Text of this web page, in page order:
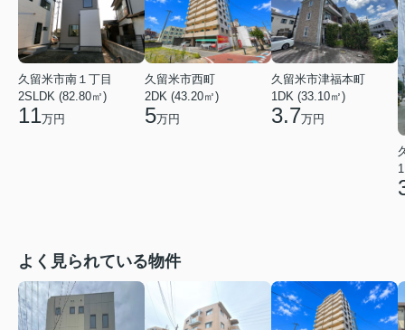
久留米市南１丁目
2SLDK (82.80㎡)
11万円
久留米市西町
2DK (43.20㎡)
5万円
久留米市津福本町
1DK (33.10㎡)
3.7万円
よく見られている物件